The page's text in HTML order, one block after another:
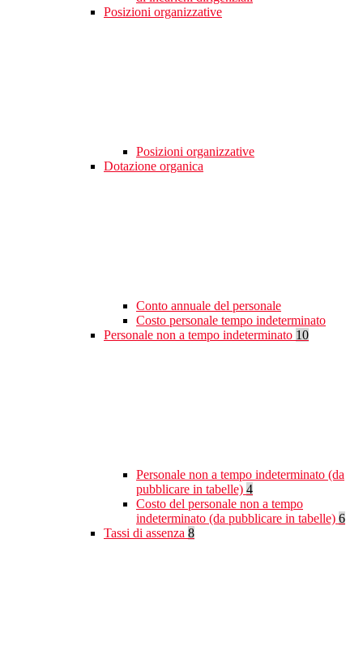
Posizioni organizzative
Posizioni organizzative
Dotazione organica
Conto annuale del personale
Costo personale tempo indeterminato
Personale non a tempo indeterminato 10
Personale non a tempo indeterminato (da
pubblicare in tabelle) 4
Costo del personale non a tempo
indeterminato (da pubblicare in tabelle) 6
Tassi di assenza 8